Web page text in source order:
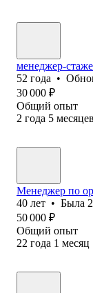
менеджер-
52 года •
30 000 ₽
Общий опыт
2 года 5 месяцев
Менеджер по
40 лет • Была
50 000 ₽
Общий опыт
22 года 1 месяц